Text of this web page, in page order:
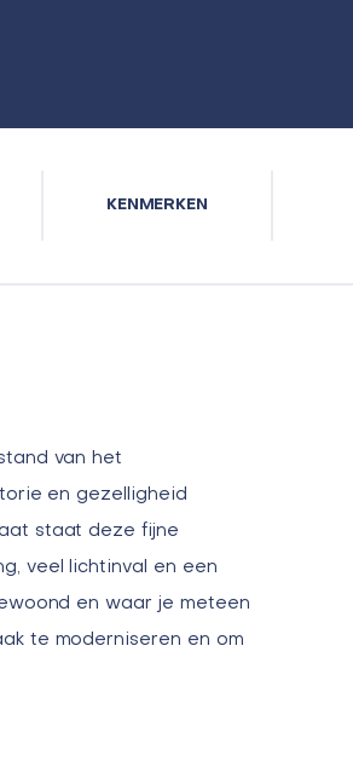
KENMERKEN
van het
en gezelligheid
staat deze fijne
veel lichtinval en een
en waar je meteen
te moderniseren en om